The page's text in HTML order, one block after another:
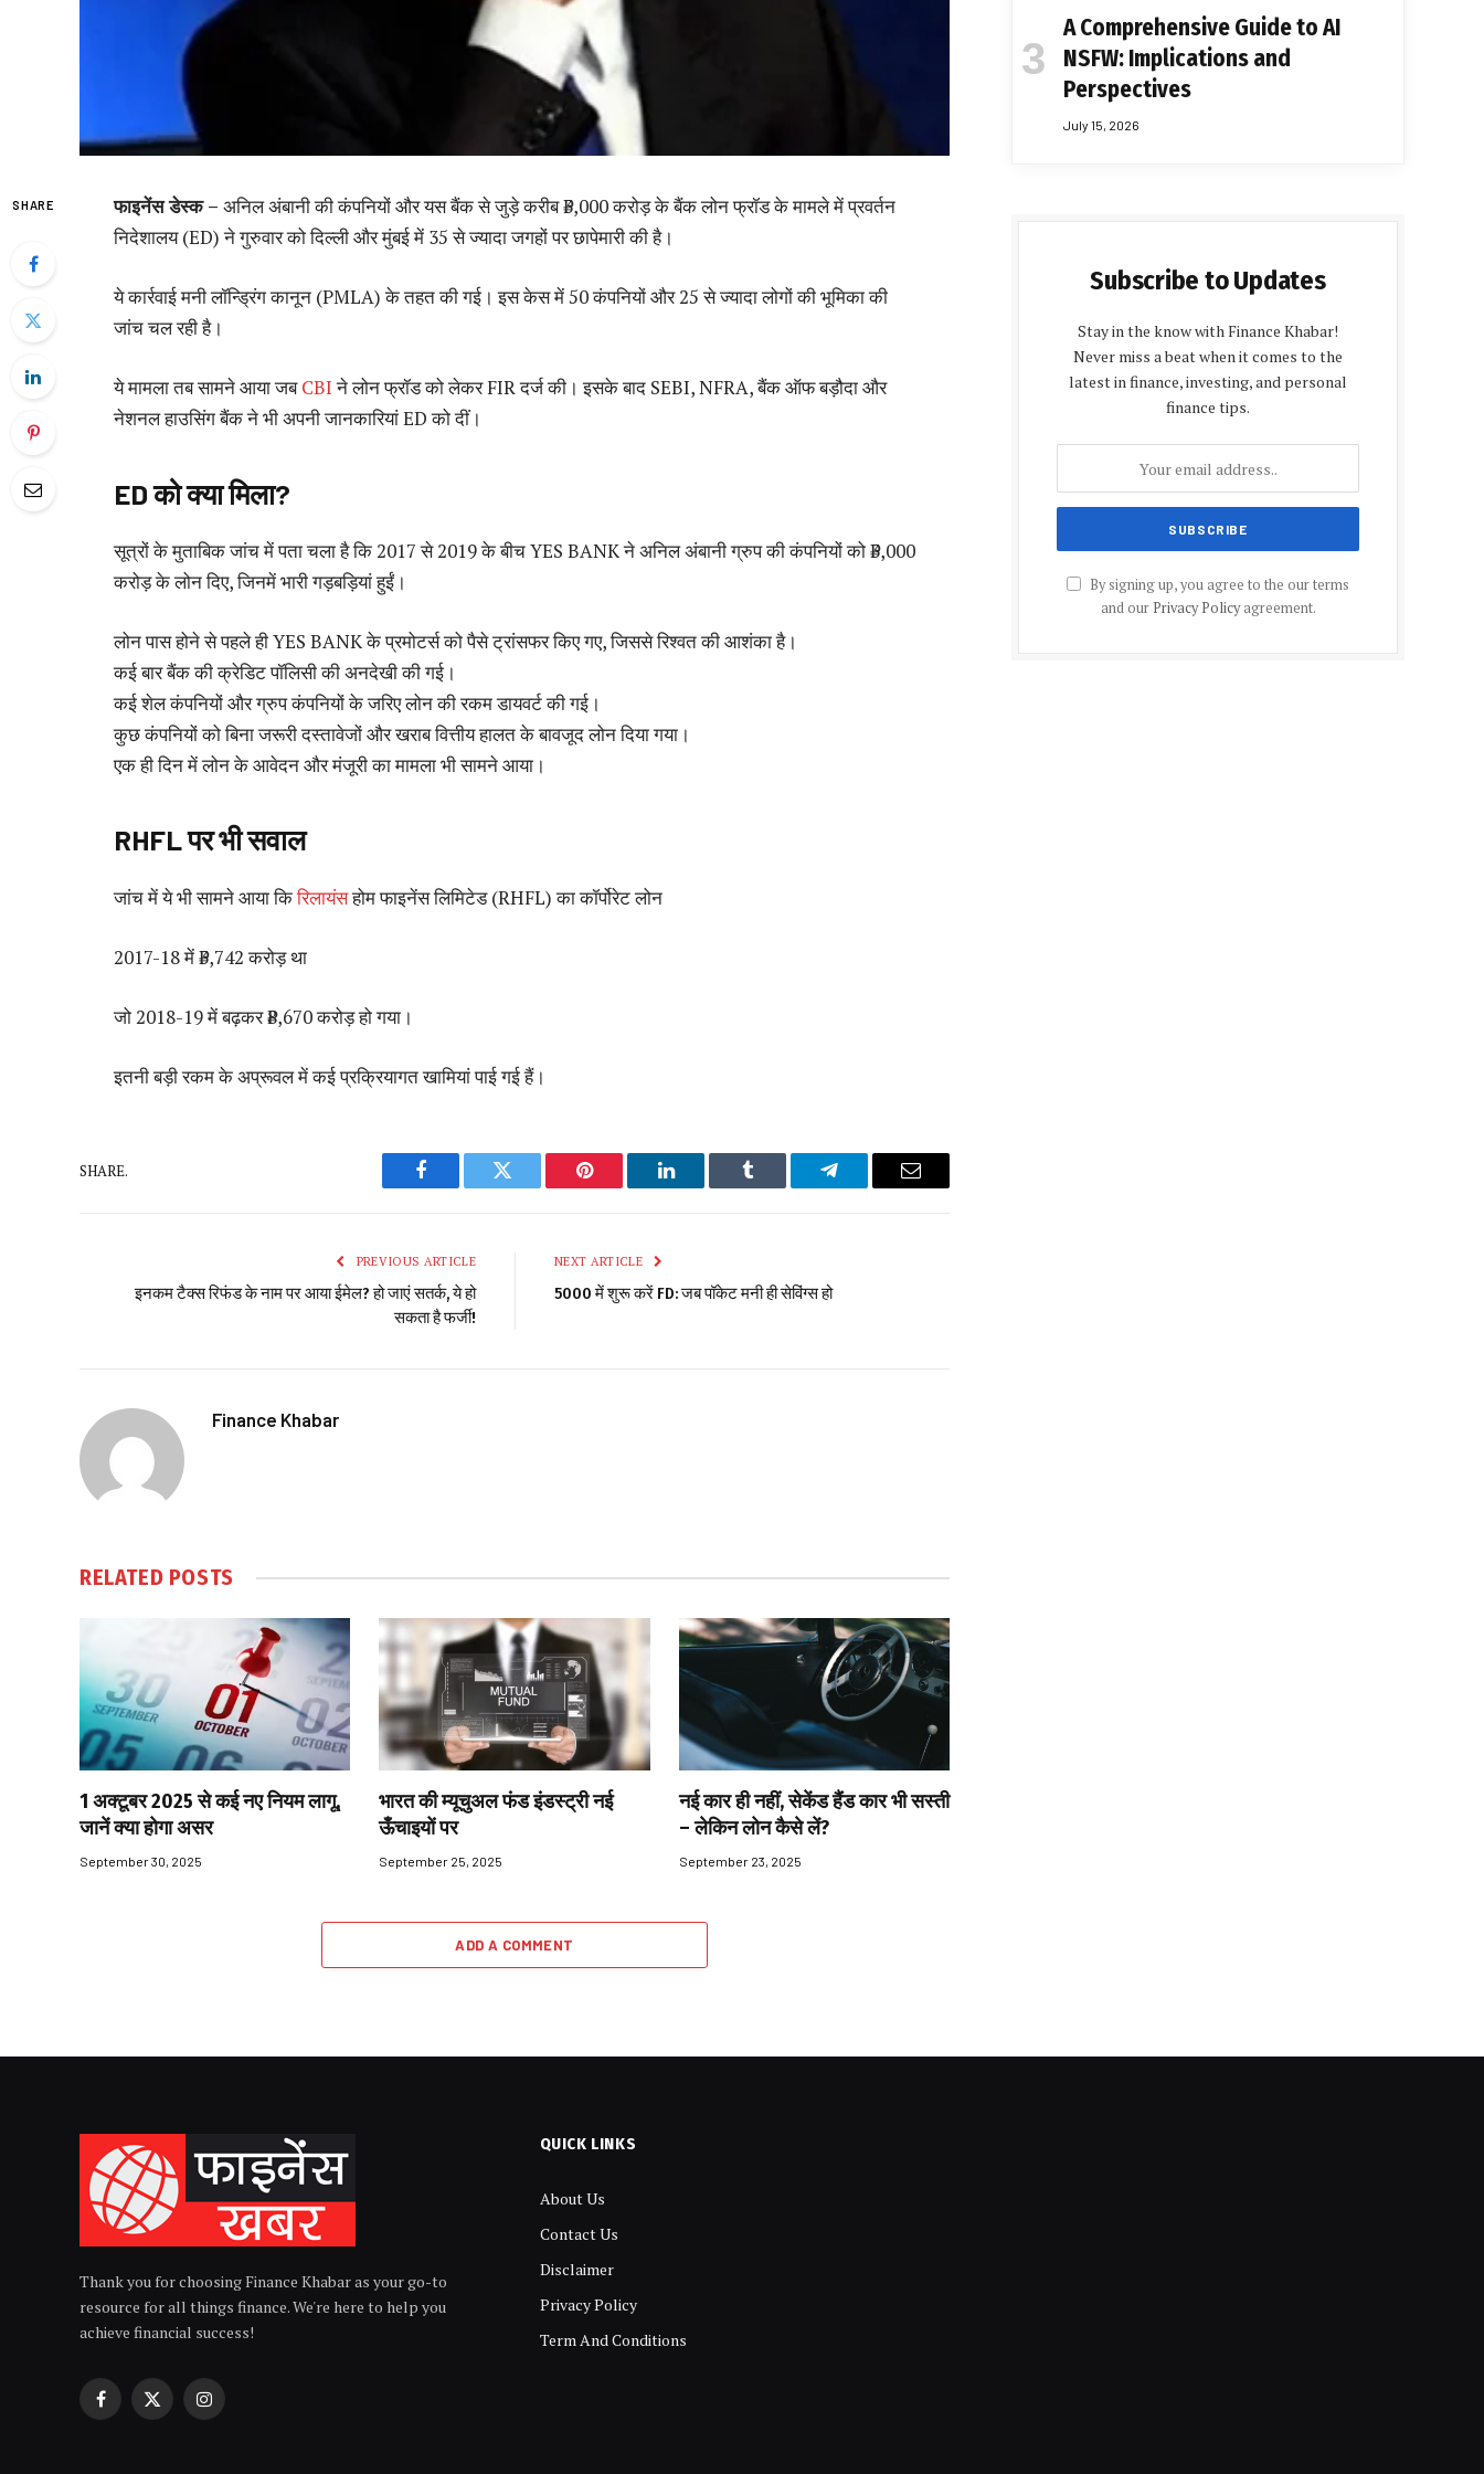
SHARE फाइनेंस डेस्क – अनिल अंबानी की कंपनियों और यस बैंक से जुड़े करीब ₹3,000 करोड़ के बैंक लोन फ्रॉड के मामले में प्रवर्तन
निदेशालय (ED) ने गुरुवार को दिल्ली और मुंबई में 35 से ज्यादा जगहों पर छापेमारी की है।
ये कार्रवाई मनी लॉन्ड्रिंग कानून (PMLA) के तहत की गई। इस केस में 50 कंपनियों और 25 से ज्यादा लोगों की भूमिका की
जांच चल रही है।
ये मामला तब सामने आया जबCBIने लोन फ्रॉड को लेकर FIR दर्ज की। इसके बाद SEBI, NFRA, बैंक ऑफ बड़ौदा और
नेशनल हाउसिंग बैंक ने भी अपनी जानकारियां ED को दीं।
ED को क्या मिला?
सूत्रों के मुताबिक जांच में पता चला है कि 2017 से 2019 के बीच YES BANK ने अनिल अंबानी ग्रुप की कंपनियों को ₹3,000
करोड़ के लोन दिए, जिनमें भारी गड़बड़ियां हुईं।
लोन पास होने से पहले ही YES BANK के प्रमोटर्स को पैसे ट्रांसफर किए गए, जिससे रिश्वत की आशंका है।
कई बार बैंक की क्रेडिट पॉलिसी की अनदेखी की गई।
कई शेल कंपनियों और ग्रुप कंपनियों के जरिए लोन की रकम डायवर्ट की गई।
कुछ कंपनियों को बिना जरूरी दस्तावेजों और खराब वित्तीय हालत के बावजूद लोन दिया गया।
एक ही दिन में लोन के आवेदन और मंजूरी का मामला भी सामने आया।
RHFL पर भी सवाल
जांच में ये भी सामने आया किरिलायंसहोम फाइनेंस लिमिटेड (RHFL) का कॉर्पोरेट लोन
2017-18 में ₹3,742 करोड़ था
जो 2018-19 में बढ़कर ₹8,670 करोड़ हो गया।
इतनी बड़ी रकम के अप्रूवल में कई प्रक्रियागत खामियां पाई गई हैं।
SHARE.
Facebook Twitter Pinterest LinkedIn Tumblr Telegram Email
PREVIOUS ARTICLE
इनकम टैक्स रिफंड के नाम पर आया ईमेल? हो जाएं सतर्क, ये हो
सकता है फर्जी!
NEXT ARTICLE
5000 में शुरू करें FD: जब पॉकेट मनी ही सेविंग्स हो
Finance Khabar
RELATED POSTS
1 अक्टूबर 2025 से कई नए नियम लागू,
जानें क्या होगा असर
September 30, 2025
भारत की म्यूचुअल फंड इंडस्ट्री नई
ऊँचाइयों पर
September 25, 2025
नई कार ही नहीं, सेकेंड हैंड कार भी सस्ती
– लेकिन लोन कैसे लें?
September 23, 2025
ADD A COMMENT
A Comprehensive Guide to AI
NSFW: Implications and
Perspectives
July 15, 2026
Subscribe to Updates
Stay in the know with Finance Khabar!
Never miss a beat when it comes to the
latest in finance, investing, and personal
finance tips.
By signing up, you agree to the our terms
and our Privacy Policyagreement.
Thank you for choosing Finance Khabar as your go-to
resource for all things finance. We're here to help you
achieve financial success!
Facebook
X
Instagram
QUICK LINKS
About Us
Contact Us
Disclaimer
Privacy Policy
Term And Conditions